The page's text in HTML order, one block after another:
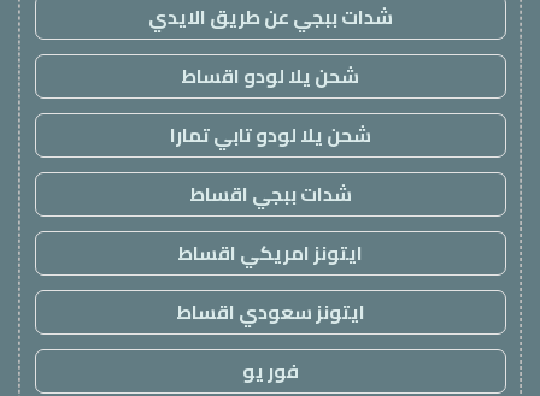
شدات ببجي عن طريق الايدي
شحن يلا لودو اقساط
شحن يلا لودو تابي تمارا
شدات ببجي اقساط
ايتونز امريكي اقساط
ايتونز سعودي اقساط
فور يو